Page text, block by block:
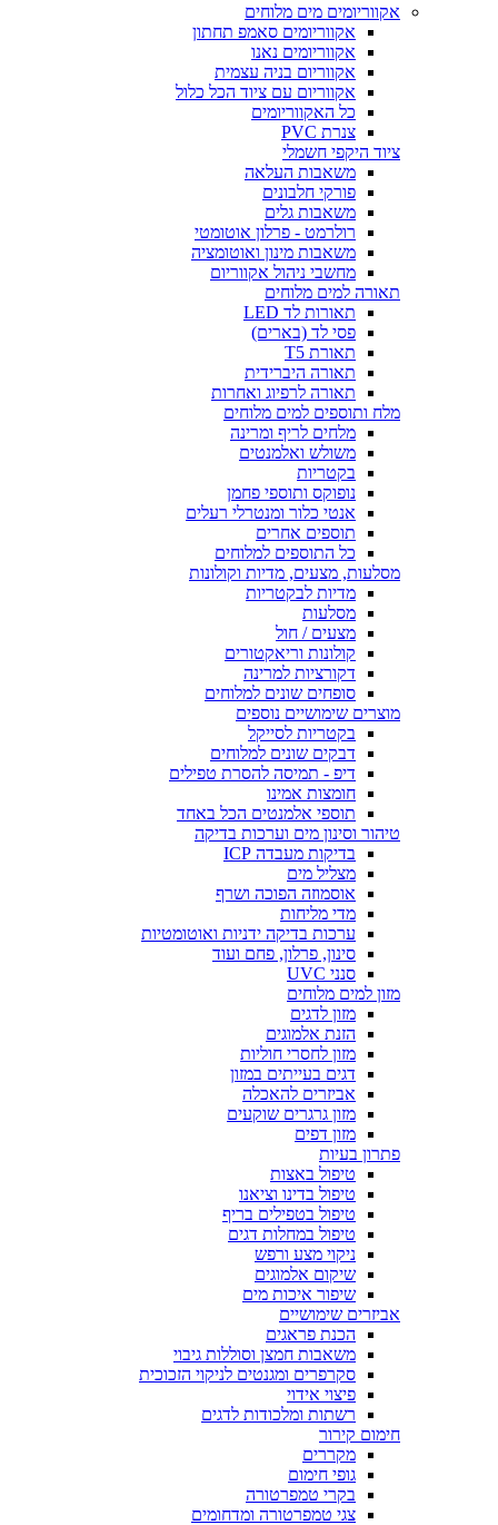
אקווריומים מים מלוחים
אקווריומים סאמפ תחתון
אקווריומים נאנו
אקווריום בניה עצמית
אקווריום עם ציוד הכל כלול
כל האקווריומים
צנרת PVC
ציוד היקפי חשמלי
משאבות העלאה
פורקי חלבונים
משאבות גלים
רולרמט - פרלון אוטומטי
משאבות מינון ואוטומציה
מחשבי ניהול אקווריום
תאורה למים מלוחים
תאורות לד LED
פסי לד (בארים)
תאורת T5
תאורה היברידית
תאורה לרפיוג ואחרות
מלח ותוספים למים מלוחים
מלחים לריף ומרינה
משולש ואלמנטים
בקטריות
נופוקס ותוספי פחמן
אנטי כלור ומנטרלי רעלים
תוספים אחרים
כל התוספים למלוחים
מסלעות, מצעים, מדיות וקולונות
מדיות לבקטריות
מסלעות
מצעים / חול
קולונות וריאקטורים
דקורציות למרינה
סופחים שונים למלוחים
מוצרים שימושיים נוספים
בקטריות לסייקל
דבקים שונים למלוחים
דיפ - תמיסה להסרת טפילים
חומצות אמינו
תוספי אלמנטים הכל באחד
טיהור וסינון מים וערכות בדיקה
בדיקות מעבדה ICP
מצליל מים
אוסמוזה הפוכה ושרף
מדי מליחות
ערכות בדיקה ידניות ואוטומטיות
סינון, פרלון, פחם ועוד
סנני UVC
מזון למים מלוחים
מזון לדגים
הזנת אלמוגים
מזון לחסרי חוליות
דגים בעייתים במזון
אביזרים להאכלה
מזון גרגרים שוקעים
מזון דפים
פתרון בעיות
טיפול באצות
טיפול בדינו וציאנו
טיפול בטפילים בריף
טיפול במחלות דגים
ניקוי מצע ורפש
שיקום אלמוגים
שיפור איכות מים
אביזרים שימושיים
הכנת פראגים
משאבות חמצן וסוללות גיבוי
סקרפרים ומגנטים לניקוי הזכוכית
פיצוי אידוי
רשתות ומלכודות לדגים
חימום קירור
מקררים
גופי חימום
בקרי טמפרטורה
צגי טמפרטורה ומדחומים